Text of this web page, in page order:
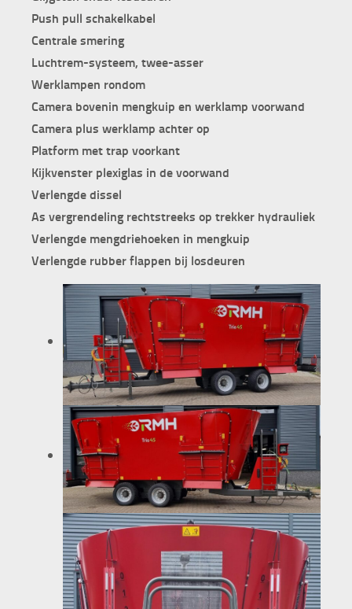
Push pull schakelkabel
Centrale smering
Luchtrem-systeem, twee-asser
Werklampen rondom
Camera bovenin mengkuip en werklamp voorwand
Camera plus werklamp achter op
Platform met trap voorkant
Kijkvenster plexiglas in de voorwand
Verlengde dissel
As vergrendeling rechtstreeks op trekker hydrauliek
Verlengde mengdriehoeken in mengkuip
Verlengde rubber flappen bij losdeuren